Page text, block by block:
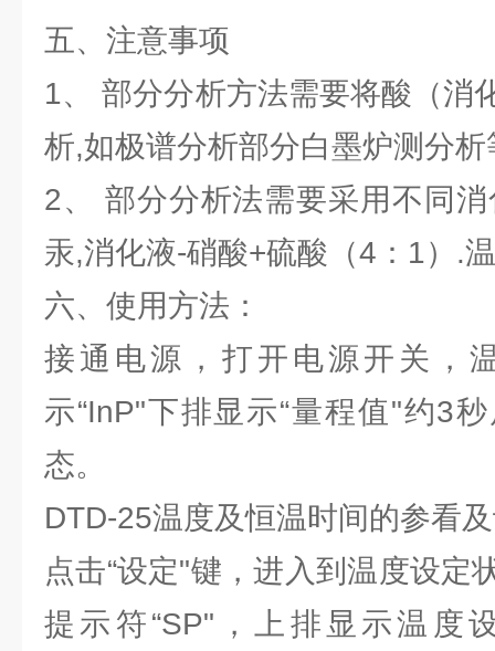
五、 注意事项
1、 部分分析方法需要将酸（消
析,如极谱分析部分白墨炉测分析
2、 部分分析法需要采用不同
汞,消化液-硝酸+硫酸（4：1）.
六、 使用方法：
接通电源，打开电源开关，
示“InP"下排显示“量程值"约3
态。
DTD-25温度及恒温时间的参看
点击“设定"键，进入到温度设定
提示符“SP"，上排显示温度